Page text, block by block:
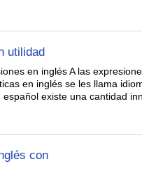
utilidad
en inglés A las
en inglés se les llama
español existe una cantidad
con